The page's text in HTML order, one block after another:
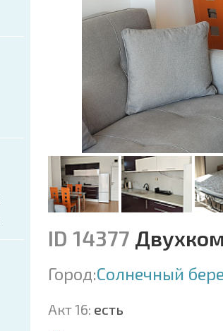
ID 14377
Город:Солнечный
Акт 16: есть